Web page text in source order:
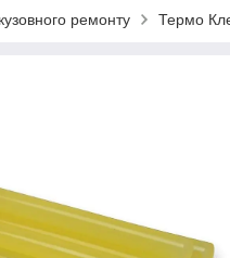
ремонту Термо